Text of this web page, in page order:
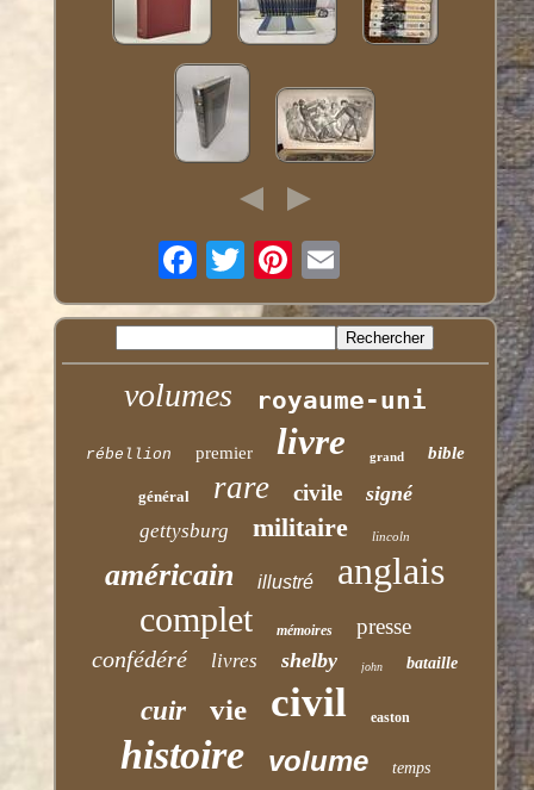
volumes royaume-uni
rébellion premier livre grand bible
général rare civile signé
gettysburg militaire lincoln
américain illustré anglais
complet mémoires presse
confédéré livres shelby john bataille
cuir vie civil easton
histoire volume temps